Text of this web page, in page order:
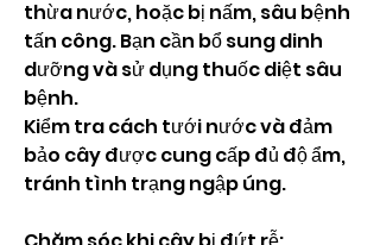
thừa nước, hoặc bị nấm, sâu bệnh
tấn công. Bạn cần bổ sung dinh
dưỡng và sử dụng thuốc diệt sâu
bệnh.
Kiểm tra cách tưới nước và đảm
bảo cây được cung cấp đủ độ ẩm,
tránh tình trạng ngập úng.